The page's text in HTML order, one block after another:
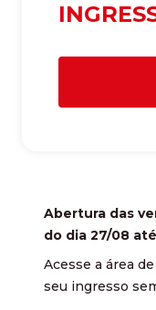
Abertura das
do dia 27/08
Acesse a área
seu ingresso